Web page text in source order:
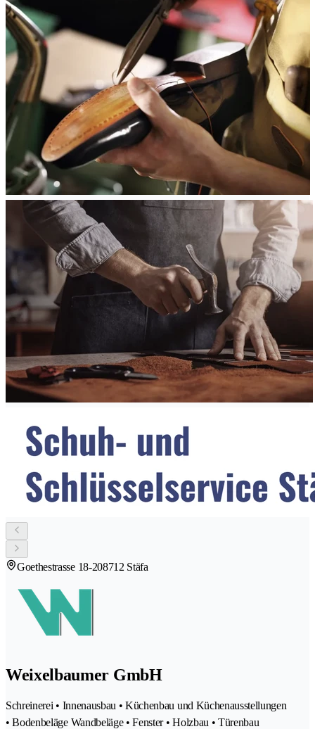
Goethestrasse 18-208712 Stäfa
Weixelbaumer GmbH
Schreinerei • Innenausbau • Küchenbau und Küchenausstellungen
• Bodenbeläge Wandbeläge • Fenster • Holzbau • Türenbau